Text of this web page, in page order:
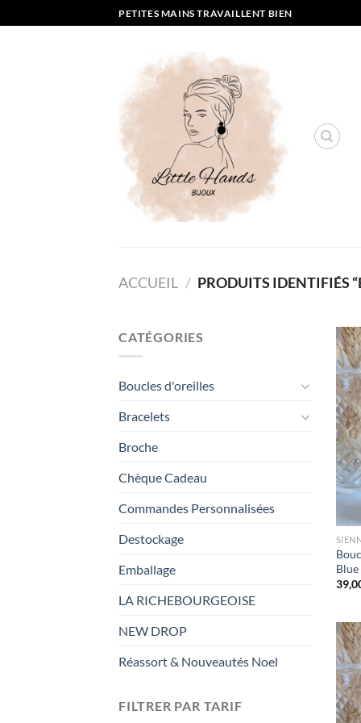
au
PETITES MAINS TRAVAILLENT BIEN
ACCUEIL / PRODUITS IDENTIFIÉS
CATÉGORIES
Boucles d'oreilles
Bracelets
Broche
Chèque Cadeau
Commandes Personnalisées
Destockage
Emballage
LA RICHEBOURGEOISE
NEW DROP
Réassort & Nouveautés Noel
FILTRER PAR TARIF
Blue